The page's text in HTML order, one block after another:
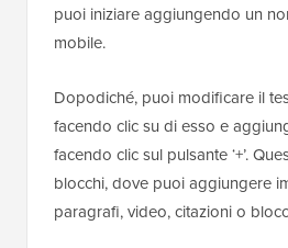
puoi iniziare aggiungendo un
mobile.
Dopodiché, puoi modificare il
facendo clic su di esso e
facendo clic sul pulsante ‘+’.
blocchi, dove puoi aggiungere
paragrafi, video, citazioni o